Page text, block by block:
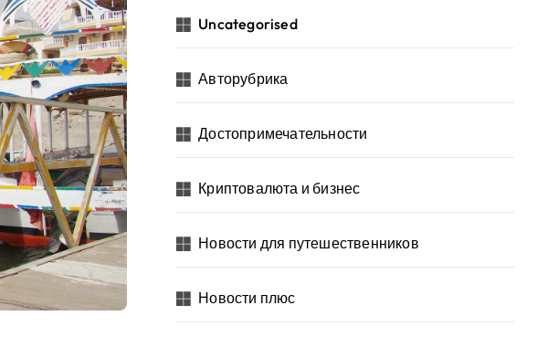
Uncategorised
Авторубрика
Достопримечательности
Криптовалюта и бизнес
Новости для путешественников
Новости плюс